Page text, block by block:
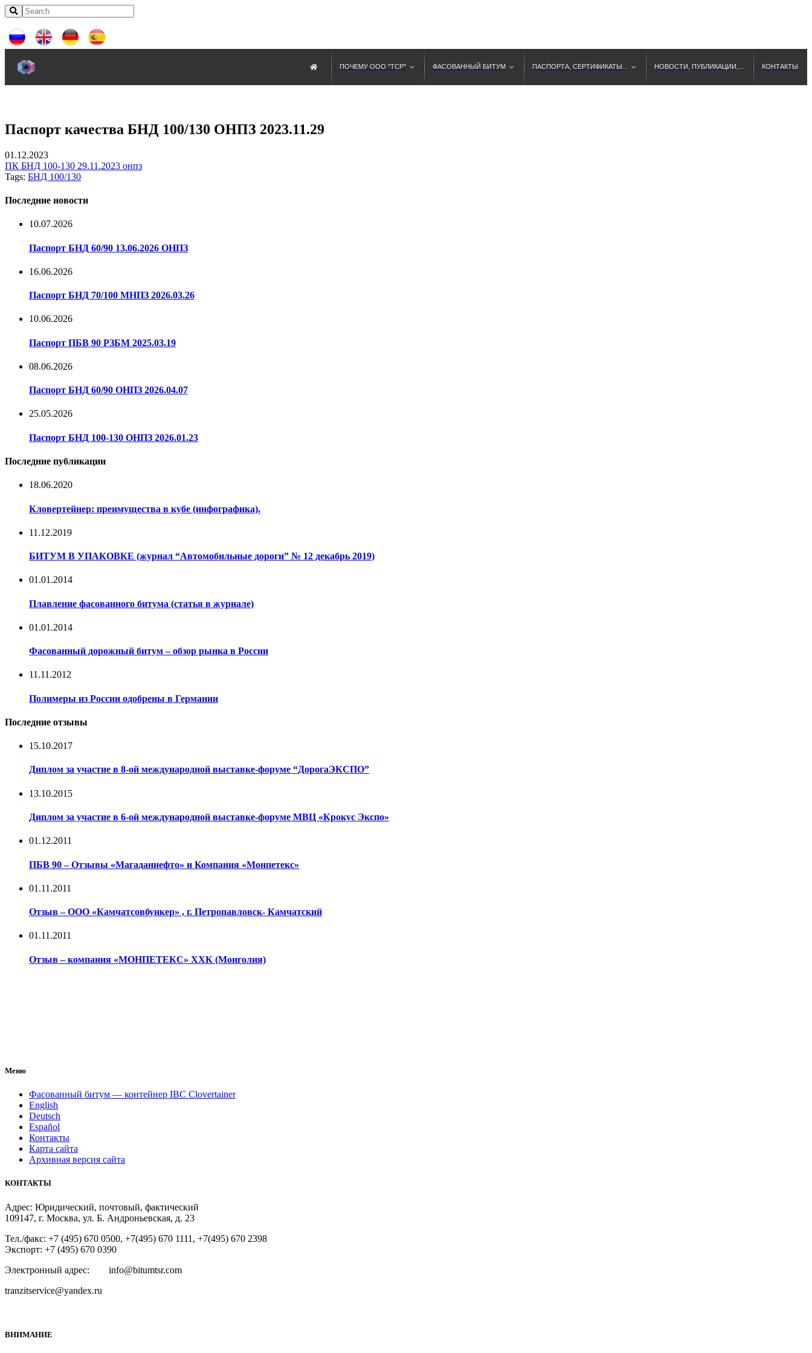
ПОЧЕМУ ООО "ТСР" ФАСОВАННЫЙ БИТУМ ПАСПОРТА, СЕРТИФИКАТЫ... НОВОСТИ, ПУБЛИКАЦИИ,... КОНТАКТЫ
Паспорт качества БНД 100/130 ОНПЗ 2023.11.29
01.12.2023
ПК БНД 100-130 29.11.2023 онпз
Tags: БНД 100/130
Последние новости
10.07.2026
Паспорт БНД 60/90 13.06.2026 ОНПЗ
16.06.2026
Паспорт БНД 70/100 МНПЗ 2026.03.26
10.06.2026
Паспорт ПБВ 90 РЗБМ 2025.03.19
08.06.2026
Паспорт БНД 60/90 ОНПЗ 2026.04.07
25.05.2026
Паспорт БНД 100-130 ОНПЗ 2026.01.23
Последние публикации
18.06.2020
Кловертейнер: преимущества в кубе (инфографика).
11.12.2019
БИТУМ В УПАКОВКЕ (журнал “Автомобильные дороги” № 12 декабрь 2019)
01.01.2014
Плавление фасованного битума (статья в журнале)
01.01.2014
Фасованный дорожный битум – обзор рынка в России
11.11.2012
Полимеры из России одобрены в Германии
Последние отзывы
15.10.2017
Диплом за участие в 8-ой международной выставке-форуме “ДорогаЭКСПО”
13.10.2015
Диплом за участие в 6-ой международной выставке-форуме МВЦ «Крокус Экспо»
01.12.2011
ПБВ 90 – Отзывы «Магаданнефто» и Компания «Монпетекс»
01.11.2011
Отзыв – ООО «Камчатсовбункер» , г. Петропавловск- Камчатский
01.11.2011
Отзыв – компания «МОНПЕТЕКС» ХХК (Монголия)
Меню
Фасованный битум — контейнер IBC Clovertainer
English
Deutsch
Español
Контакты
Карта сайта
Архивная версия сайта
КОНТАКТЫ
Адрес: Юридический, почтовый, фактический
109147, г. Москва, ул. Б. Андроньевская, д. 23
Тел./факс: +7 (495) 670 0500, +7(495) 670 1111, +7(495) 670 2398
Экспорт: +7 (495) 670 0390
Электронный адрес: info@bitumtsr.com
tranzitservice@yandex.ru
ВНИМАНИЕ